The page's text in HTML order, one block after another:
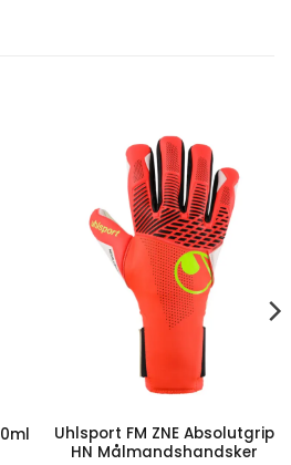
Uhlsport FM ZNE Absolutgrip
HN Målmandshandsker